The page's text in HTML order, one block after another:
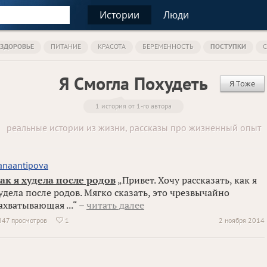
Истории Люди
ЗДОРОВЬЕ ПИТАНИЕ КРАСОТА БЕРЕМЕННОСТЬ ПОСТУПКИ
Я Смогла Похудеть Я Тоже
1 история от 1-го автора
реальные истории из жизни, рассказы про жизненный опыт
я худела после родов„Привет. Хочу рассказать, как я
после родов. Мягко сказать, это чрезвычайно
...“ – читать далее
2 ноября 2014
просмотров  1